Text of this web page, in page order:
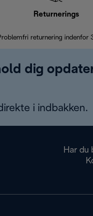
Returnerings
returnering indenfor
dig
i indbakken.
Har du